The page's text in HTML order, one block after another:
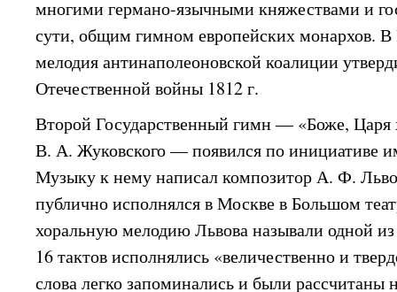
многими германо-язычными княжествами и
сути, общим гимном европейских монархов. В
мелодия антинаполеоновской коалиции
Отечественной войны 1812 г.
Второй Государственный гимн — «Боже, Царя
В. А. Жуковского — появился по инициативе
Музыку к нему написал композитор А. Ф.
публично исполнялся в Москве в Большом
хоральную мелодию Львова называли одной
16 тактов исполнялись «величественно и
слова легко запоминались и были рассчитаны